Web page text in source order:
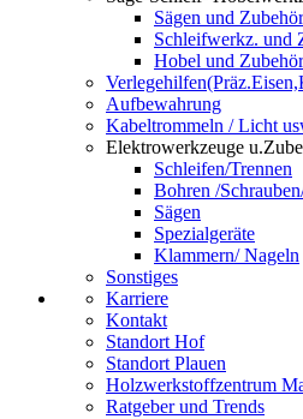
Sägen und Zubehör
Schleifwerkz. und
Hobel und
Aufbewahrung
Kabeltrommeln / Licht
Elektrowerkzeuge
Schleifen/Trennen
Bohren /
Sägen
Spezialgeräte
Klammern/ Nageln
Sonstiges
Karriere
Kontakt
Standort Hof
Standort Plauen
Holzwerkstoffzentrum
Ratgeber und Trends